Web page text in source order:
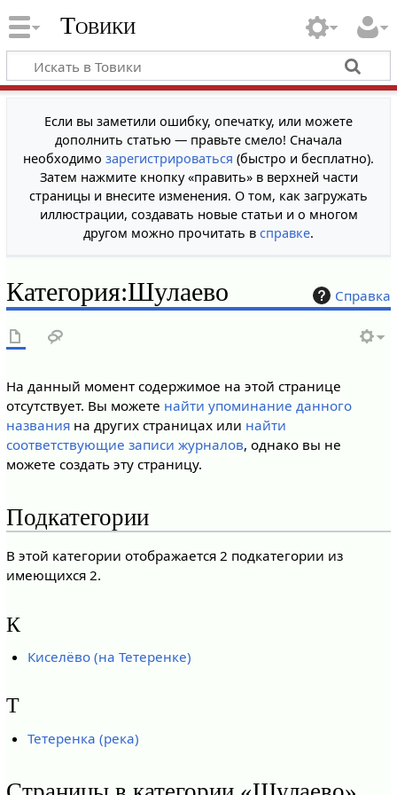
Товики
Если вы заметили ошибку, опечатку, или можете
дополнить статью — правьте смело! Сначала
необходимо зарегистрироваться (быстро и бесплатно).
Затем нажмите кнопку «править» в верхней части
страницы и внесите изменения. О том, как загружать
иллюстрации, создавать новые статьи и о многом
другом можно прочитать в справке.
Справка
Категория:Шулаево
На данный момент содержимое на этой странице
отсутствует. Вы можете найти упоминание данного
названияна других страницах или найти
соответствующие записи журналов, однако вы не
можете создать эту страницу.
Подкатегории
В этой категории отображается 2 подкатегории из
имеющихся 2.
К
Киселёво (на Тетеренке)
Т
Тетеренка (река)